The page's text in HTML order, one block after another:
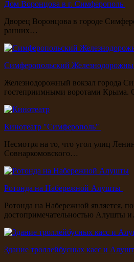
Дом Воронцова в г. Симферополь
Дворец Воронцова в городе
ранних…
Симферопольский
Железнодорожный вокзал города
гостеприимными воротами Крыма.
Кинотеатр "Симферополь"
Несмотря на то, что угол улиц
Совнаркомовского…
Ротонда на Набережной Алушты
Ротонда на Набережной является,
достопримечательностью Алушты
Здание троллейбусных касс и